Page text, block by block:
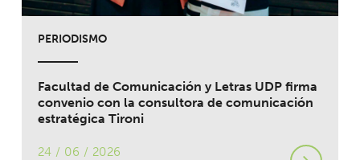
PERIODISMO
Facultad de Comunicación y Letras UDP firma
convenio con la consultora de comunicación
estratégica Tironi
24 / 06 / 2026